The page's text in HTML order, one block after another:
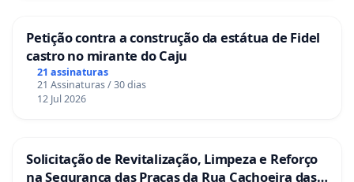
Petição contra a construção da estátua de Fidel
castro no mirante do Caju
21 assinaturas
21 Assinaturas / 30 dias
12 Jul 2026
Solicitação de Revitalização, Limpeza e Reforço
na Segurança das Praças da Rua Cachoeira das